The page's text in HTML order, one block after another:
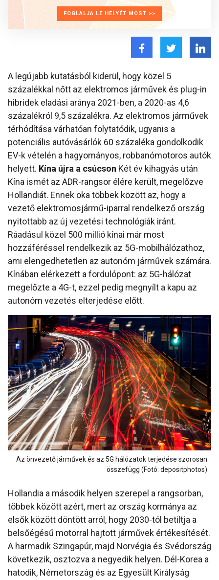
FOGLALJA LE HELYÉT MOST >>
A legújabb kutatásból kiderül, hogy közel 5
százalékkal nőtt az elektromos járművek és plug-in
hibridek eladási aránya 2021-ben, a 2020-as 4,6
százalékról 9,5 százalékra. Az elektromos járművek
térhódítása várhatóan folytatódik, ugyanis a
potenciális autóvásárlók 60 százaléka gondolkodik
EV-k vételén a hagyományos, robbanómotoros autók
helyett. Kína újra a csúcson Két év kihagyás után
Kína ismét az ADR-rangsor élére került, megelőzve
Hollandiát. Ennek oka többek között az, hogy a
vezető elektromosjármű-iparral rendelkező ország
nyitottabb az új vezetési technológiák iránt.
Ráadásul közel 500 millió kínai már most
hozzáféréssel rendelkezik az 5G-mobilhálózathoz,
ami elengedhetetlen az autonóm járművek számára.
Kínában elérkezett a fordulópont: az 5G-hálózat
megelőzte a 4G-t, ezzel pedig megnyílt a kapu az
autonóm vezetés elterjedése előtt.
Az önvezető járművek és az 5G hálózatok terjedése szorosan
összefügg (Fotó: depositphotos)
Hollandia a második helyen szerepel a rangsorban,
többek között azért, mert az ország kormánya az
elsők között döntött arról, hogy 2030-tól betiltja a
belsőégésű motorral hajtott járművek értékesítését.
A harmadik Szingapúr, majd Norvégia és Svédország
következik, osztozva a negyedik helyen. Dél-Korea a
hatodik, Németország és az Egyesült Királyság